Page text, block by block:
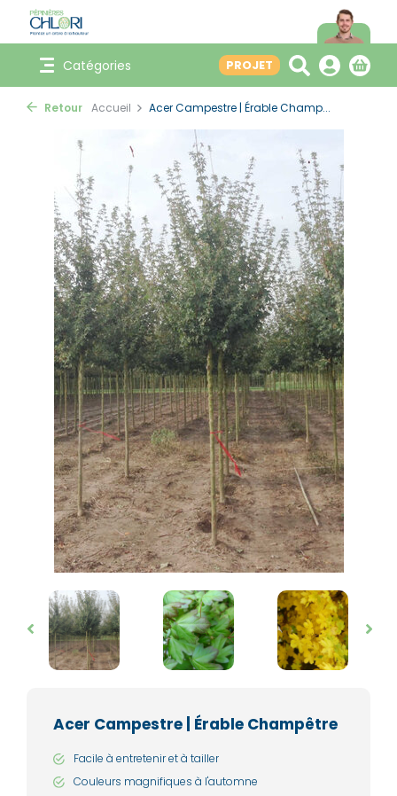
Catégories PROJET
Retour Accueil Acer Campestre | Érable Champ...
Acer Campestre | Érable Champêtre
Facile à entretenir et à tailler
Couleurs magnifiques à l'automne